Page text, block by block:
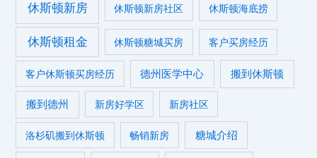
休斯顿新房 休斯顿新房社区 休斯顿海底捞
休斯顿租金 休斯顿糖城买房 客户买房经历
客户休斯顿买房经历 德州医学中心 搬到休斯顿
搬到德州 新房好学区 新房社区
洛杉矶搬到休斯顿 畅销新房 糖城介绍